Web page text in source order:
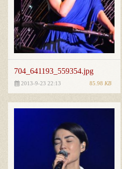
704_641193_559354.jpg
2013-9-23 22:13 85.98 KB